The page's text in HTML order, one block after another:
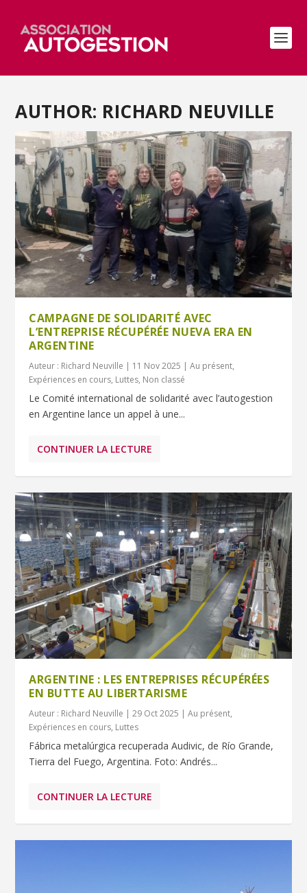
AUTHOR: RICHARD NEUVILLE
CAMPAGNE DE SOLIDARITÉ AVEC
L’ENTREPRISE RÉCUPÉRÉE NUEVA ERA EN
ARGENTINE
Auteur : Richard Neuville | 11 Nov 2025 |Au présent,
Expériences en cours, Luttes, Non classé
Le Comité international de solidarité avec l’autogestion
en Argentine lance un appel à une...
CONTINUER LA LECTURE
ARGENTINE : LES ENTREPRISES RÉCUPÉRÉES
EN BUTTE AU LIBERTARISME
Auteur : Richard Neuville |29 Oct 2025 |Au présent,
Expériences en cours, Luttes
Fábrica metalúrgica recuperada Audivic, de Río Grande,
Tierra del Fuego, Argentina. Foto: Andrés...
CONTINUER LA LECTURE